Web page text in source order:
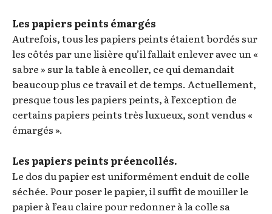
Les papiers peints émargés
Autrefois, tous les papiers peints étaient bordés sur
les côtés par une lisière qu’il fallait enlever avec un «
sabre » sur la table à encoller, ce qui demandait
beaucoup plus ce travail et de temps. Actuellement,
presque tous les papiers peints, à l’exception de
certains papiers peints très luxueux, sont vendus «
émargés ».
Les papiers peints préencollés.
Le dos du papier est uniformément enduit de colle
séchée. Pour poser le papier, il suffit de mouiller le
papier à l’eau claire pour redonner à la colle sa